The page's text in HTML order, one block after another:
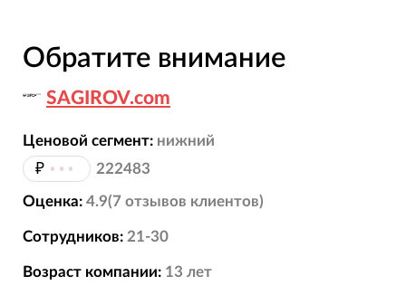
качественно внедряем их продукты в
бизнес.
Обратите внимание
SAGIROV.com
Ценовой сегмент: нижний
₽ ••• 222483
Оценка: 4.9(7 отзывов клиентов)
Сотрудников: 21-30
Возраст компании: 13 лет